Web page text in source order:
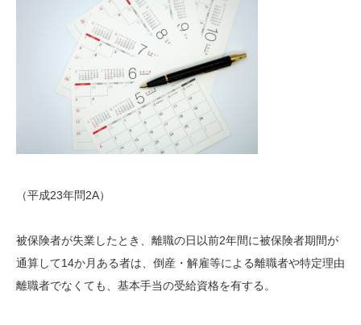
（平成23年問2A）
被保険者が失業したとき、離職の日以前2年間に被保険者期間が
通算して14か月ある者は、倒産・解雇等による離職者や特定理由
離職者でなくても、基本手当の受給資格を有する。